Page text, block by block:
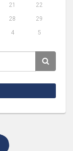
21
22
28
29
4 5